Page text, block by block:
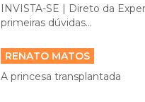
INVISTA-SE | Direto da
primeiras dúvidas...
RENATO MATOS
A princesa transplantada